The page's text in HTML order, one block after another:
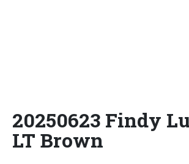
20250623 Findy
LT Brown